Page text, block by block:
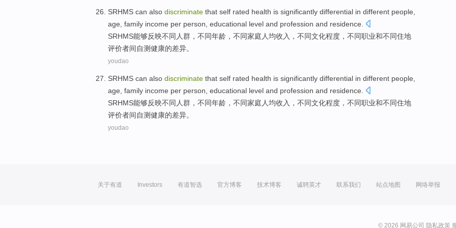
SRHMS can also discriminate that self rated health is significantly differential in different people
age family income per person, educational level and profession and residence.
SRHMS能够反映不同 人群 ，不同年龄 ，不同家庭 人均收入 ，不同文化程度 ，不同职业和不同住地
评价者间自测健康的差异。
youdao
SRHMS can also discriminate that self rated health is significantly differential in different people
age family income per person, educational level and profession and residence.
SRHMS能够反映不同 人群 ，不同年龄 ，不同家庭 人均收入 ，不同文化程度 ，不同职业和不同住地
评价者间自测健康的差异。
youdao
关于有道 Investors 有道智选 官方博客 技术博客 诚聘英才 联系我们 站点地图 网络举报
© 2026 网易公司 隐私政策